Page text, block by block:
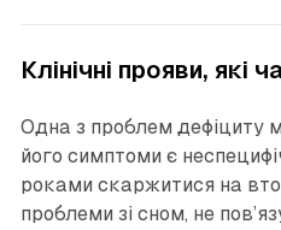
Клінічні прояви, які
Одна з проблем дефіциту
його симптоми є
роками скаржитися на
проблеми зі сном, не